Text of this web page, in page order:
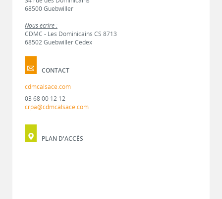
68500 Guebwiller
Nous écrire :
CDMC - Les Dominicains CS 8713
68502 Guebwiller Cedex
CONTACT
cdmcalsace.com
03 68 00 12 12
crpa@cdmcalsace.com
PLAN D'ACCÈS